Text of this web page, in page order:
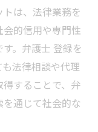
は、法律業務を
的信用や専門性
。弁護士 登録を
法律相談や代理
することで、弁
通じて社会的な